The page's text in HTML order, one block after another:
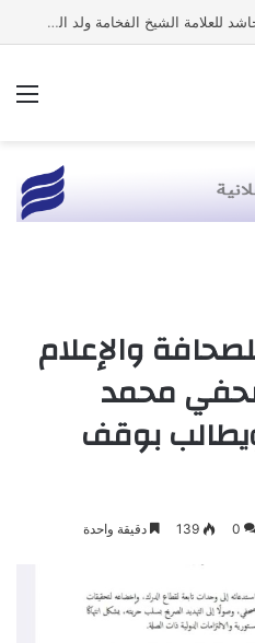
نواكشوط: استقبال جماهيري حاشد للعلامة الشيخ الفخامة ولد الشيخ سيديا
والإعلام
محمد
بوقف
0
139 دقيقة واحدة